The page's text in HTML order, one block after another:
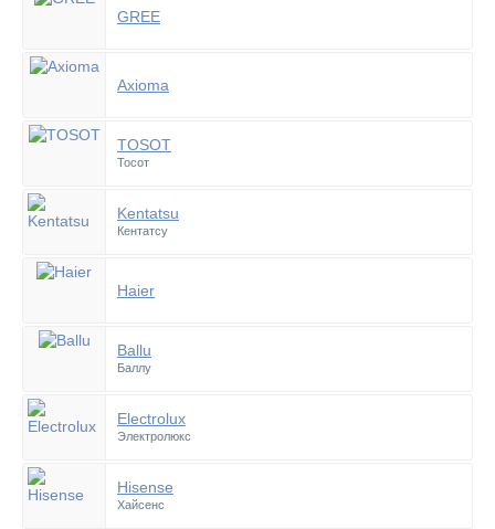
GREE
Axioma
TOSOT
Тосот
Kentatsu
Кентатсу
Haier
Ballu
Баллу
Electrolux
Электролюкс
Hisense
Хайсенс